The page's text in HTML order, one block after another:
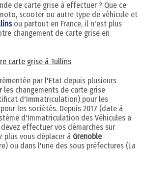
de carte grise à effectuer ? Que ce
scooter ou autre type de véhicule et
ou partout en France, il n'est plus
changement de carte grise en
carte grise à Tullins
par l'Etat depuis plusieurs
changements de carte grise
d'Immatriculation) pour les
les sociétés. Depuis 2017 (date à
d'Immatriculation des Véhicules a
effectuer vos démarches sur
plus vous déplacer à Grenoble
ou dans l'une des sous préfectures (La